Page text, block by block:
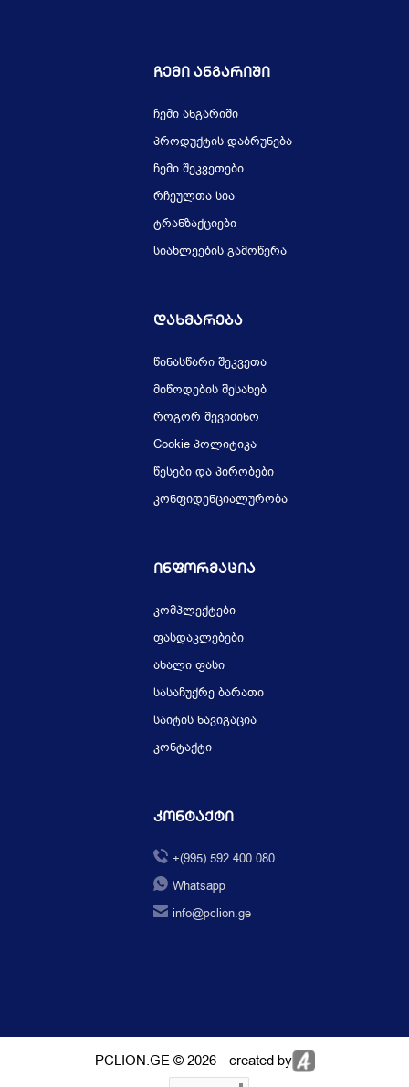
Ჩემი Ანგარიში
ჩემი ანგარიში
პროდუქტის დაბრუნება
ჩემი შეკვეთები
რჩეულთა სია
ტრანზაქციები
სიახლეების გამოწერა
Დახმარება
წინასწარი შეკვეთა
მიწოდების შესახებ
როგორ შევიძინო
Cookie პოლიტიკა
წესები და პირობები
კონფიდენციალურობა
Ინფორმაცია
კომპლექტები
ფასდაკლებები
ახალი ფასი
სასაჩუქრე ბარათი
საიტის ნავიგაცია
კონტაქტი
Კონტაქტი
+(995) 592 400 080
Whatsapp
info@pclion.ge
PCLION.GE © 2026 created by